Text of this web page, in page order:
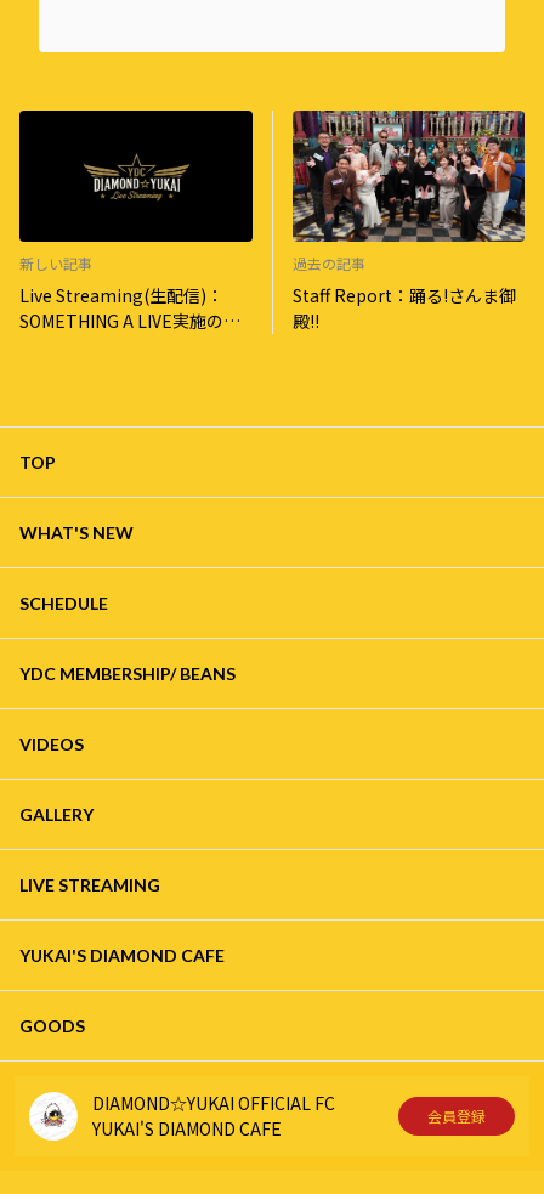
新しい記事
Live Streaming(生配信)：
SOMETHING A LIVE実施のお
過去の記事
Staff Report：踊る!さんま御
殿!!
TOP
WHAT'S NEW
SCHEDULE
YDC MEMBERSHIP/ BEANS
VIDEOS
GALLERY
LIVE STREAMING
YUKAI'S DIAMOND CAFE
GOODS
DIAMOND☆YUKAI OFFICIAL FC
YUKAI'S DIAMOND CAFE
会員登録